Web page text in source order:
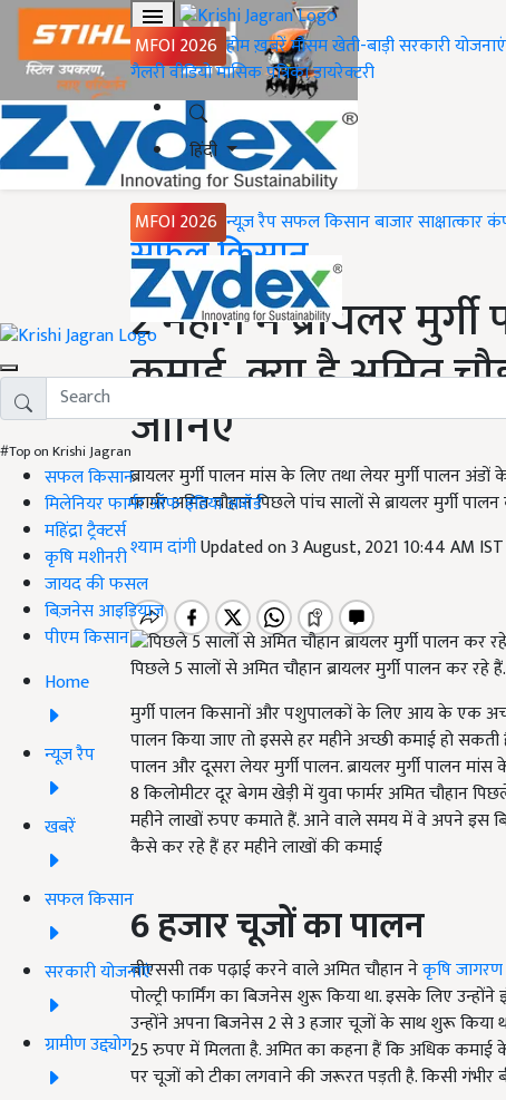
MFOI 2026 होमख़बरेंमौसमखेती-बाड़ीसरकारी योजनाएं
गैलरीवीडियोमासिक पत्रिकाडायरेक्टरी
हिंदी
MFOI 2026 न्यूज़ रैपसफल किसानबाजारसाक्षात्कार
#Top on Krishi Jagran
सफल किसान
मिलेनियर फार्मर ऑफ इंडिया अवॉर्ड
महिंद्रा ट्रैक्टर्स
कृषि मशीनरी
जायद की फसल
बिज़नेस आइडियाज
पीएम किसान
Home
न्यूज़ रैप
खबरें
सफल किसान
सरकारी योजनाएं
ग्रामीण उद्द्योग
Home
सफल किसान
2 महीने में ब्रायलर
कमाई, क्या है अमित
जानिए
ब्रायलर मुर्गी पालन मांस के लिए तथा लेयर मुर्गी पालन
फार्मर अमित चौहान पिछले पांच सालों से ब्रायलर मुर्गी
श्याम दांगीUpdated on 3 August, 2021 10:44 AM IST
पिछले 5 सालों से अमित चौहान ब्रायलर मुर्गी पालन कर रहे हैं.
मुर्गी पालन किसानों और पशुपालकों के लिए आय के एक
पालन किया जाए तो इससे हर महीने अच्छी कमाई हो सकती
पालन और दूसरा लेयर मुर्गी पालन. ब्रायलर मुर्गी पालन
8 किलोमीटर दूर बेगम खेड़ी में युवा फार्मर अमित चौहान
महीने लाखों रुपए कमाते हैं. आने वाले समय में वे अपने इस
कैसे कर रहे हैं हर महीने लाखों की कमाई
6हजारचूजोंकापालन
बीएससी तक पढ़ाई करने वाले अमित चौहान नेकृषि जागरण
पोल्ट्री फार्मिंग का बिजनेस शुरू किया था. इसके लिए
उन्होंने अपना बिजनेस 2 से 3 हजार चूजों के साथ शुरू किया
25 रुपए में मिलता है. अमित का कहना हैं कि अधिक
पर चूजों को टीका लगवाने की जरूरत पड़ती है. किसी गंभीर